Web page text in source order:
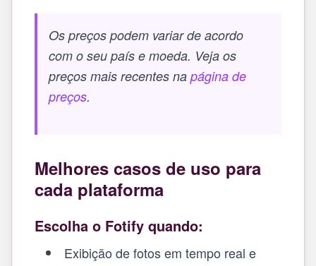
Os preços podem variar de acordo
com o seu país e moeda. Veja os
preços mais recentes na página de
preços.
Melhores casos de uso para
cada plataforma
Escolha o Fotify quando:
Exibição de fotos em tempo real e